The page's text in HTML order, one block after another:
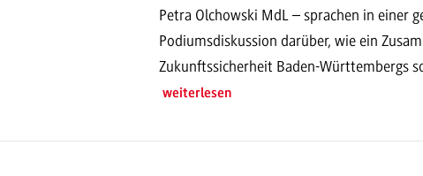
Petra Olchowski MdL – sprachen in einer
Podiumsdiskussion darüber, wie ein
Zukunftssicherheit Baden-Württembergs
weiterlesen